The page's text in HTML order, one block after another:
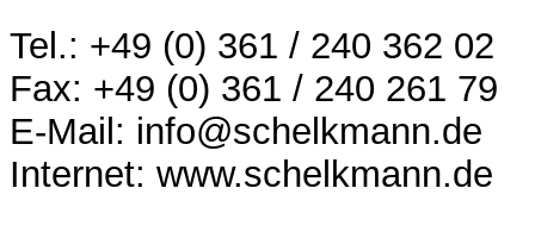
Tel.: +49 (0) 361 / 240 362 02
Fax: +49 (0) 361 / 240 261 79
E-Mail: info@schelkmann.de
Internet: www.schelkmann.de